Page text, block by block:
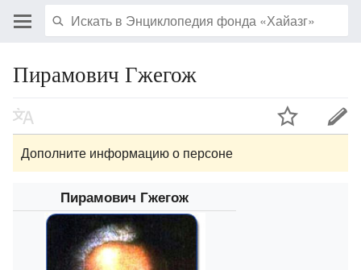
Пирамович Гжегож
Дополните информацию о персоне
Пирамович Гжегож